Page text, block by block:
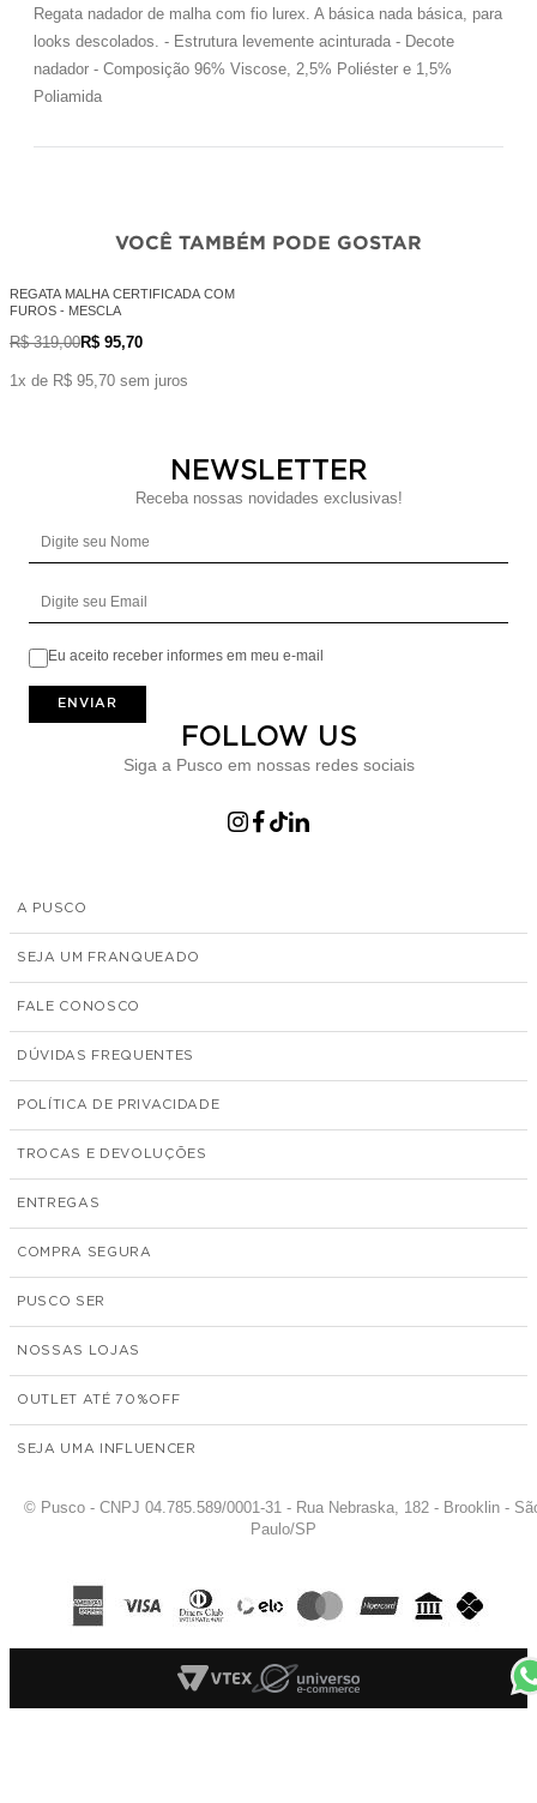
Regata nadador de malha com fio lurex. A básica nada básica, para
looks descolados. - Estrutura levemente acinturada - Decote
nadador - Composição 96% Viscose, 2,5% Poliéster e 1,5%
Poliamida
VOCÊ TAMBÉM PODE GOSTAR
REGATA MALHA CERTIFICADA COM
FUROS - MESCLA
R$ 319,00R$ 95,70
1x de R$ 95,70 sem juros
NEWSLETTER
Receba nossas novidades exclusivas!
Eu aceito receber informes em meu e-mail
ENVIAR
FOLLOW US
Siga a Pusco em nossas redes sociais
A PUSCO
SEJA UM FRANQUEADO
FALE CONOSCO
DÚVIDAS FREQUENTES
POLÍTICA DE PRIVACIDADE
TROCAS E DEVOLUÇÕES
ENTREGAS
COMPRA SEGURA
PUSCO SER
NOSSAS LOJAS
OUTLET ATÉ 70%
SEJA UMA INFLUENCER
© Pusco - CNPJ 04.785.589/0001-31 - Rua Nebraska, 182 - Brooklin -
Paulo/SP